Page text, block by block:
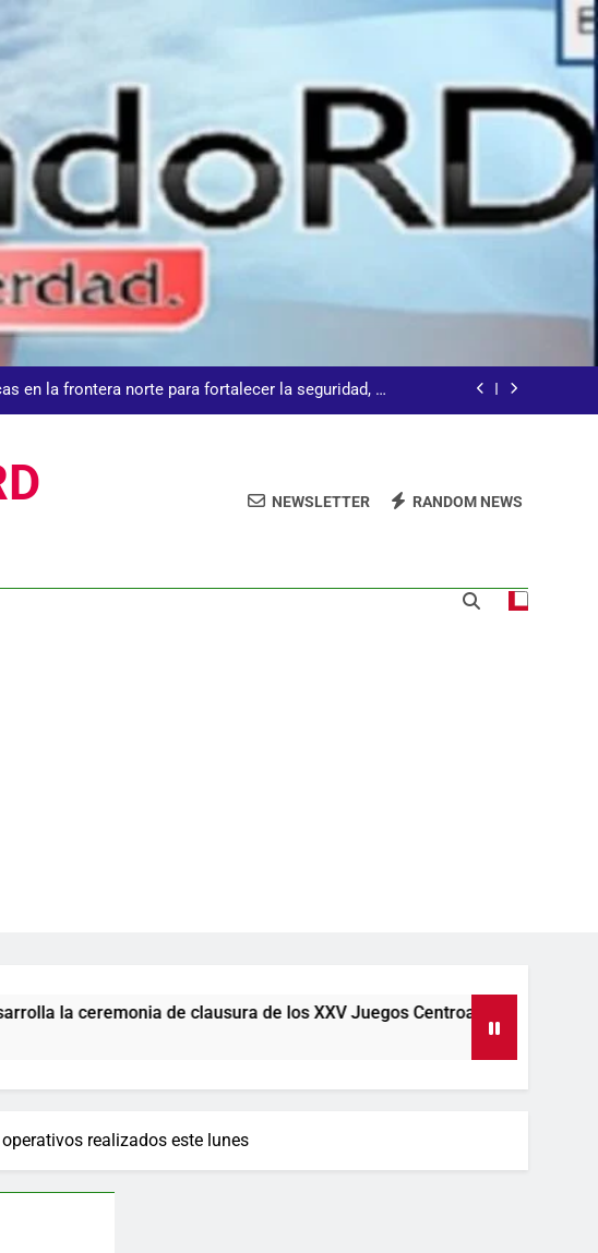
gremial y fortalecer seccional del Distrito Nacional
𝗱𝗲𝗹 𝘁𝗿á𝗻𝘀𝗶𝘁𝗼 𝗲𝗻 𝗹𝗼𝘀 𝗮𝗹𝗿𝗲𝗱𝗲𝗱𝗼𝗿𝗲𝘀 𝗱𝗲𝗹 𝗖𝗲𝗻𝘁𝗿𝗼
la ceremonia de clausura de los XXV Juegos
en la frontera norte para fortalecer la seguridad, el
gremial y fortalecer seccional del Distrito Nacional
𝗱𝗲𝗹 𝘁𝗿á𝗻𝘀𝗶𝘁𝗼 𝗲𝗻 𝗹𝗼𝘀 𝗮𝗹𝗿𝗲𝗱𝗲𝗱𝗼𝗿𝗲𝘀 𝗱𝗲𝗹 𝗖𝗲𝗻𝘁𝗿𝗼
NEWSLETTER RANDOM NEWS
clausura de los XXV Juegos Centroamericanos y del Caribe Santo
realizados este lunes